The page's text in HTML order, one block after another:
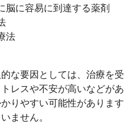
脳に容易に到達する薬剤
法
な要因としては、治療を受
レスや不安が高いなどがあ
りやすい可能性があります
ません。